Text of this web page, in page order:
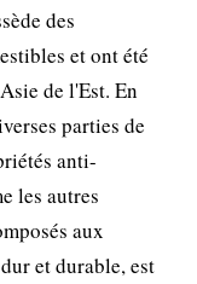
des
et ont été
de l'Est. En
parties de
anti-
les autres
aux
et durable, est